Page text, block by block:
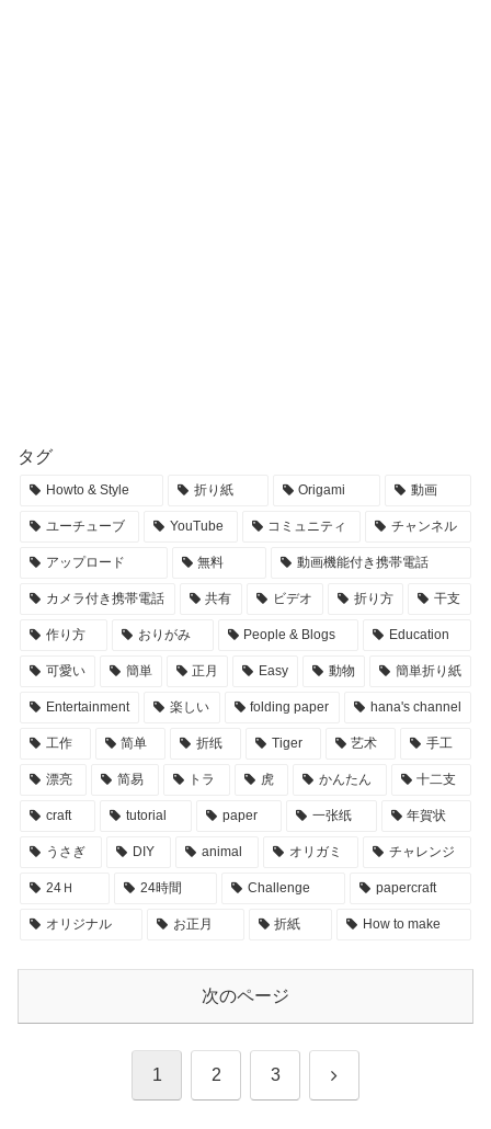
タグ
Howto & Style 折り紙 Origami 動画
ユーチューブ YouTube コミュニティ チャンネル
アップロード 無料 動画機能付き携帯電話
カメラ付き携帯電話 共有 ビデオ 折り方 干支
作り方 おりがみ People & Blogs Education
可愛い 簡単 正月 Easy 動物 簡単折り紙
Entertainment 楽しい folding paper hana's channel
工作 简单 折纸 Tiger 艺术 手工
漂亮 简易 トラ 虎 かんたん 十二支
craft tutorial paper 一张纸 年賀状
うさぎ DIY animal オリガミ チャレンジ
24Ｈ 24時間 Challenge papercraft
オリジナル お正月 折紙 How to make
次のページ
1 2 3 次